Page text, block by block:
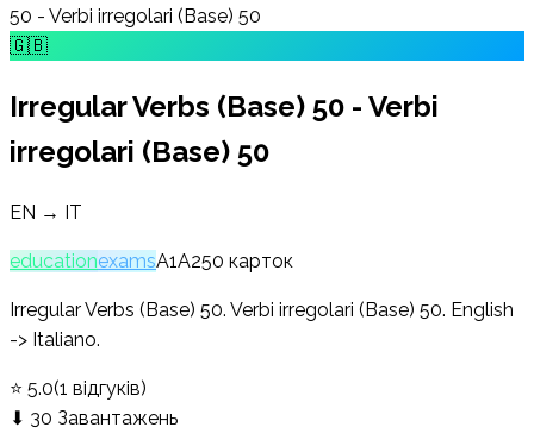
50 - Verbi irregolari (Base) 50
🇬🇧
Irregular Verbs (Base) 50 - Verbi
irregolari (Base) 50
EN → IT
educationexamsA1A250 карток
Irregular Verbs (Base) 50. Verbi irregolari (Base) 50. English
-> Italiano.
⭐ 5.0(1 відгуків)
⬇ 30 Завантажень